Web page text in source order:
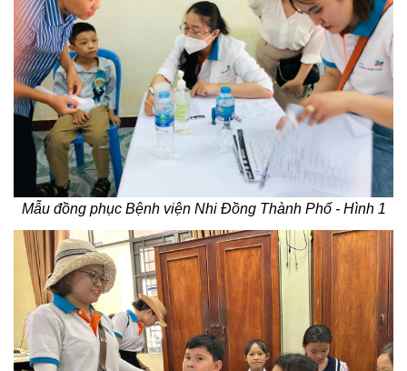
Mẫu đồng phục Bệnh viện Nhi Đồng Thành Phố - Hình 1